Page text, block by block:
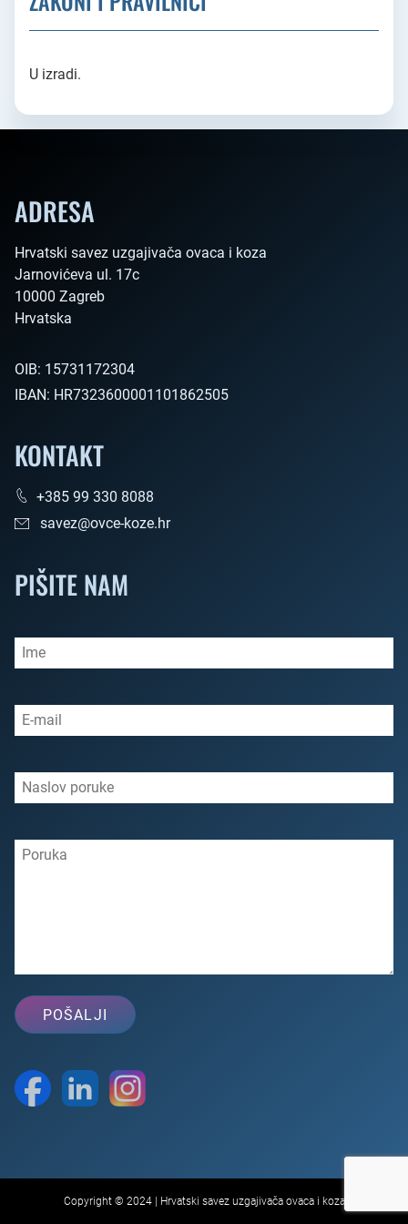
U izradi.
ADRESA
Hrvatski savez uzgajivača ovaca i koza
Jarnovićeva ul. 17c
10000 Zagreb
Hrvatska
OIB: 15731172304
IBAN: HR7323600001101862505
KONTAKT
+385 99 330 8088
savez@ovce-koze.hr
PIŠITE NAM
Copyright © 2024 | Hrvatski savez uzgajivača ovaca i koza